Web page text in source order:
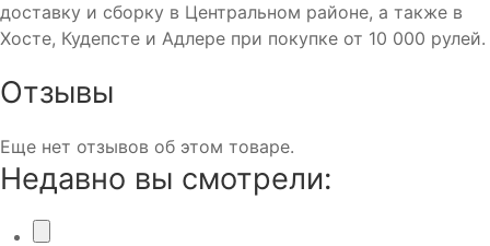
доставку и сборку в Центральном районе, а также в
Хосте, Кудепсте и Адлере при покупке от 10 000 рулей.
Отзывы
Еще нет отзывов об этом товаре.
Недавно вы смотрели: